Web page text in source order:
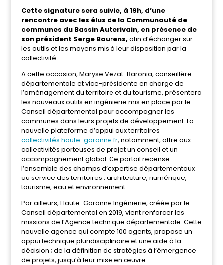
Cette signature sera suivie, à 19h, d’une
rencontre avec les élus de la Communauté de
communes du Bassin Auterivain, en présence de
son président Serge Baurens, afin d’échanger sur
les outils et les moyens mis à leur disposition par la
collectivité.
A cette occasion, Maryse Vezat-Baronia, conseillère
départementale et vice-présidente en charge de
l’aménagement du territoire et du tourisme, présentera
les nouveaux outils en ingénierie mis en place par le
Conseil départemental pour accompagner les
communes dans leurs projets de développement. La
nouvelle plateforme d’appui aux territoires
collectivités.haute-garonne.fr, notamment, offre aux
collectivités porteuses de projet un conseil et un
accompagnement global. Ce portail recense
l’ensemble des champs d’expertise départementaux
au service des territoires : architecture, numérique,
tourisme, eau et environnement…
Par ailleurs, Haute-Garonne Ingénierie, créée par le
Conseil départemental en 2019, vient renforcer les
missions de l’Agence technique départementale. Cette
nouvelle agence qui compte 100 agents, propose un
appui technique pluridisciplinaire et une aide à la
décision ; de la définition de stratégies à l’émergence
de projets, jusqu’à leur mise en œuvre.